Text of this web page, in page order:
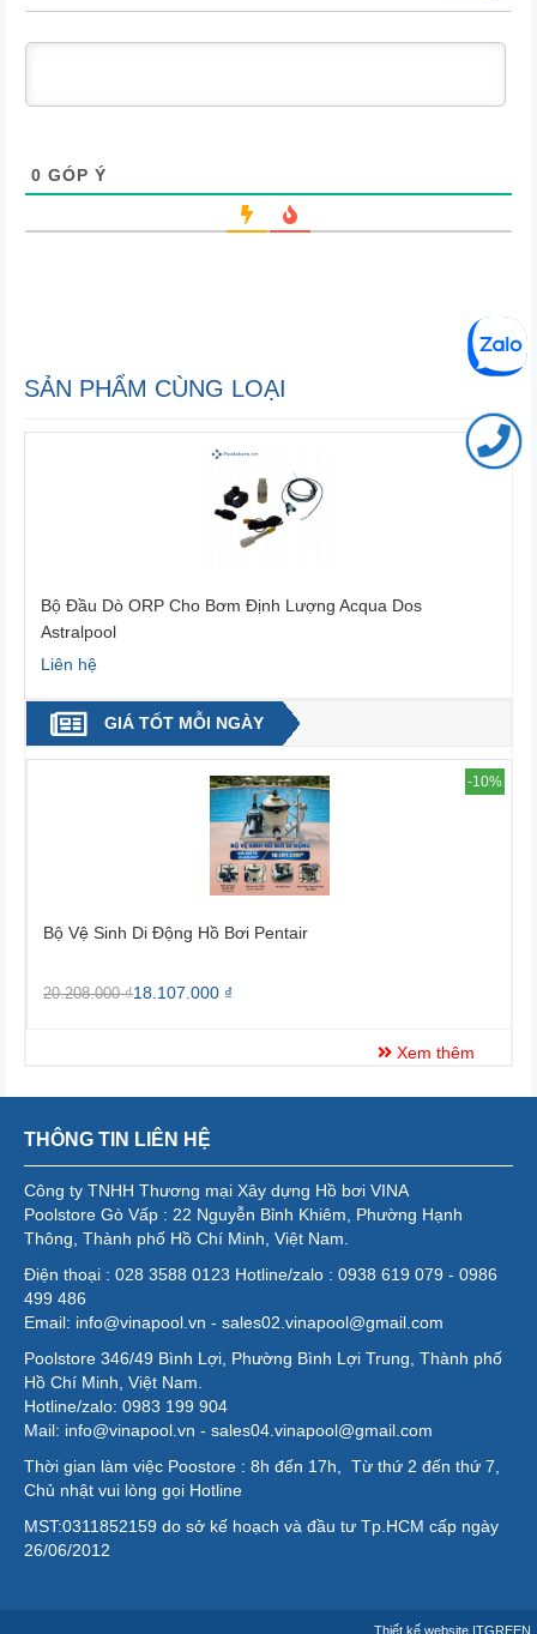
0 GÓP Ý
SẢN PHẨM CÙNG LOẠI
Dò ORP Cho Bơm Định Lượng Acqua Dos
GIÁ TỐT MỖI NGÀY
Vệ Sinh Di Động Hồ Bơi Pentair
₫18.107.000 ₫
Xem thêm
THÔNG TIN LIÊN HỆ
Công ty TNHH Thương mại Xây dựng Hồ bơi VINA
Poolstore Gò Vấp : 22 Nguyễn Bỉnh Khiêm, Phường Hạnh
Thông, Thành phố Hồ Chí Minh, Việt Nam.
Điện thoại : 028 3588 0123 Hotline/zalo : 0938 619 079 - 0986
499 486
Email: info@vinapool.vn - sales02.vinapool@gmail.com
Poolstore 346/49 Bình Lợi, Phường Bình Lợi Trung, Thành phố
Hồ Chí Minh, Việt Nam.
Hotline/zalo: 0983 199 904
Mail: info@vinapool.vn - sales04.vinapool@gmail.com
Thời gian làm việc Poostore : 8h đến 17h, Từ thứ 2 đến thứ 7,
Chủ nhật vui lòng gọi Hotline
MST:0311852159 do sở kế hoạch và đầu tư Tp.HCM cấp ngày
26/06/2012
Thiết kế website ITGREEN